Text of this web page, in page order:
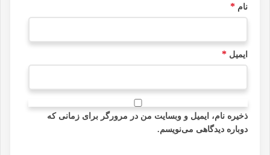
نام*
ایمیل*
ذخیره نام، ایمیل و وبسایت من در مرورگر برای زمانی که
دوباره دیدگاهی می‌نویسم.